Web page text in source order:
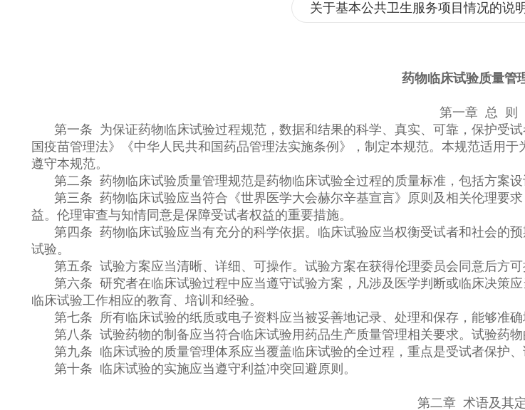
关于基本公共卫生服务项目情况的说明
药物临床试验质量管
第一章 总 则
第一条 为保证药物临床试验过程规范，数据和结果的科学、真实、可靠，保护受
国疫苗管理法》《中华人民共和国药品管理法实施条例》，制定本规范。本规范适用
遵守本规范。
第二条 药物临床试验质量管理规范是药物临床试验全过程的质量标准，包括方案
第三条 药物临床试验应当符合《世界医学大会赫尔辛基宣言》原则及相关伦理要
益。伦理审查与知情同意是保障受试者权益的重要措施。
第四条 药物临床试验应当有充分的科学依据。临床试验应当权衡受试者和社会的
试验。
第五条 试验方案应当清晰、详细、可操作。试验方案在获得伦理委员会同意后方可
第六条 研究者在临床试验过程中应当遵守试验方案，凡涉及医学判断或临床决策
临床试验工作相应的教育、培训和经验。
第七条 所有临床试验的纸质或电子资料应当被妥善地记录、处理和保存，能够准
第八条 试验药物的制备应当符合临床试验用药品生产质量管理相关要求。试验药物
第九条 临床试验的质量管理体系应当覆盖临床试验的全过程，重点是受试者保护、
第十条 临床试验的实施应当遵守利益冲突回避原则。
第二章 术语及其